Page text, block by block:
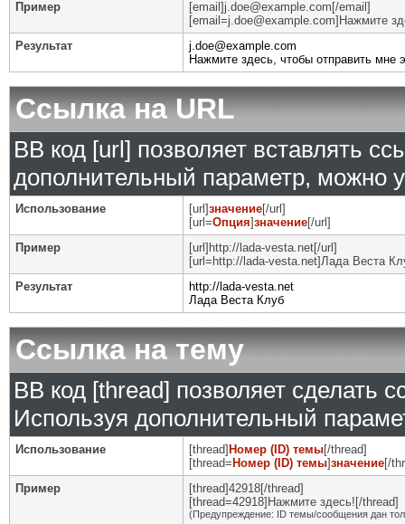
Пример
[email]j.doe@example.com[/email]
[email=j.doe@example.com]Нажмите
Результат
j.doe@example.com
Нажмите здесь, чтобы отправить мне
Ссылка на URL
BB код [url] позволяет вставлять
дополнительный параметр, можно
Использование [url]значение[/url]
[url=Опция]значение[/url]
Пример
[url]http://lada-vesta.net[/url]
[url=http://lada-vesta.net]Лада Веста
Результат
http://lada-vesta.net
Лада Веста Клуб
Ссылка на тему
BB код [thread] позволяет сделать
Используя дополнительный
Использование [thread] Номер (ID) темы[/thread]
[thread= Номер (ID) темы]значение[/
Пример
[thread]42918[/thread]
[thread=42918]Нажмите здесь![/thread]
(Предупреждение: ID темы/сообщения дан